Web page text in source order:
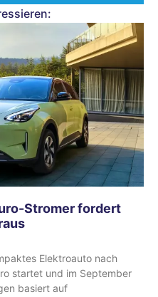
Stromer fordert
Elektroauto nach
startet und im September
basiert auf